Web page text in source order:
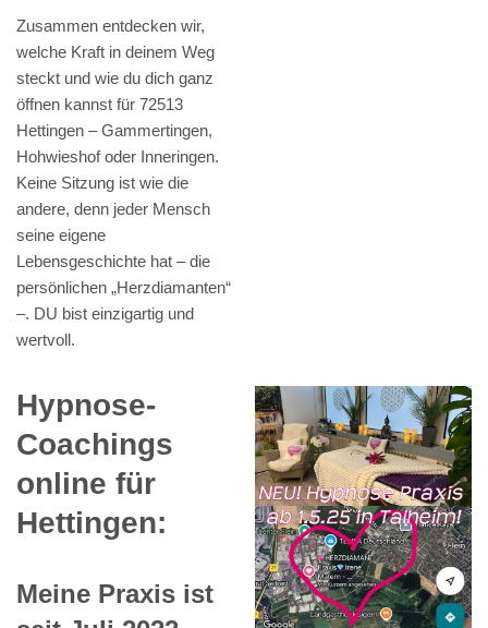
Zusammen entdecken wir,
welche Kraft in deinem Weg
steckt und wie du dich ganz
öffnen kannst für 72513
Hettingen – Gammertingen,
Hohwieshof oder Inneringen.
Keine Sitzung ist wie die
andere, denn jeder Mensch
seine eigene
Lebensgeschichte hat – die
persönlichen „Herzdiamanten“
–. DU bist einzigartig und
wertvoll.
Hypnose-
Coachings
online für
Hettingen:
Meine Praxis ist